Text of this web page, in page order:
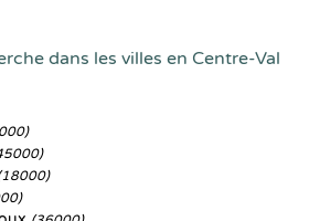
dans les villes en Centre-Val